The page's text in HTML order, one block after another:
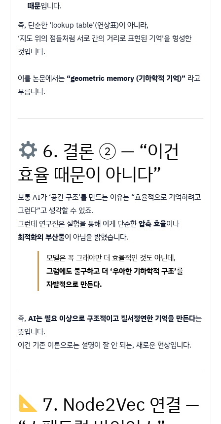
때문입니다.
즉, 단순한 ‘lookup table’(연상표)이 아니라,
‘지도 위의 점들처럼 서로 간의 거리로 표현된 기억’을 형성한
것입니다.
이를 논문에서는 “geometric memory (기하학적 기억)” 라고
부릅니다.
6. 결론 ② — “이건
효율 때문이 아니다”
보통 AI가 ‘공간 구조’를 만드는 이유는 “효율적으로 기억하려고
그런다”고 생각할 수 있죠.
그런데 연구진은 실험을 통해 이게 단순한압축 효율이나
최적화의 부산물이 아님을 밝혔습니다.
모델은 꼭 그래야만 더 효율적인 것도 아닌데,
그럼에도 불구하고 더 ‘우아한 기하학적 구조’를
자발적으로 만든다.
즉, AI는 필요 이상으로 구조적이고 질서정연한 기억을 만든다는
뜻입니다.
이건 기존 이론으로는 설명이 잘 안 되는, 새로운 현상입니다.
7. Node2Vec 연결 —